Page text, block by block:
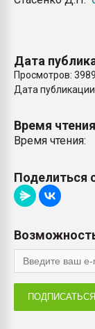
Дата
Просмотров: 3989
Дата
Время чтения
Время чтения:
Поделиться
ПОДПИСАТЬСЯ